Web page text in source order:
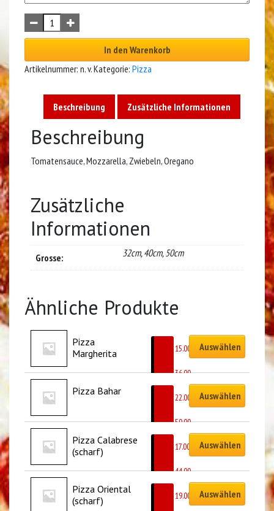
In den Warenkorb
Artikelnummer: n. v.Kategorie: Pizza
Beschreibung Zusätzliche Informationen
Beschreibung
Tomatensauce, Mozzarella, Zwiebeln, Oregano
Zusätzliche
Informationen
Grosse: 32cm, 40cm, 50cm
Ähnliche Produkte
Pizza
Margherita
15.00
CHF36.00
Auswählen
Pizza Bahar
22.00
CHF50.00
Auswählen
Pizza Calabrese
(scharf)
17.00
CHF44.00
Auswählen
Pizza Oriental
(scharf)
19.00
Auswählen